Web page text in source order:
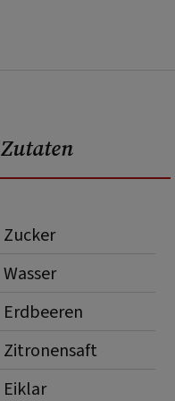
Zutaten
Zucker
Wasser
Erdbeeren
Zitronensaft
Eiklar